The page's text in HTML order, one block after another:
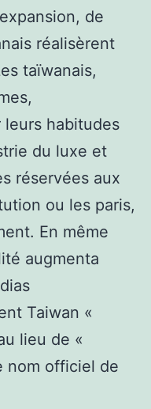
de
réalisèrent
taïwanais,
leurs habitudes
du luxe et
réservées aux
ou les paris,
En même
augmenta
Taiwan «
lieu de «
nom officiel de